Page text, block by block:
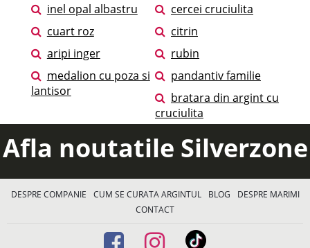
inel opal albastru
cercei cruciulita
cuart roz
citrin
aripi inger
rubin
medalion cu poza si
lantisor
pandantiv familie
bratara din argint cu
cruciulita
Afla noutatile Silverzone
DESPRE COMPANIE CUM SE CURATA ARGINTUL BLOG
DESPRE MARIMI
CONTACT